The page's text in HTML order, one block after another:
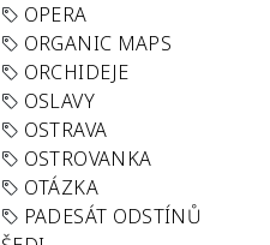
OPERA
ORGANIC MAPS
ORCHIDEJE
OSLAVY
OSTRAVA
OSTROVANKA
OTÁZKA
PADESÁT ODSTÍNŮ